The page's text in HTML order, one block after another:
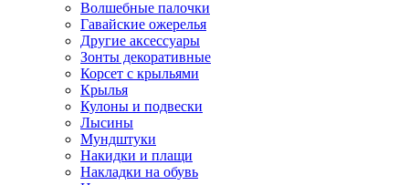
Волшебные палочки
Гавайские ожерелья
Другие аксессуары
Зонты декоративные
Корсет с крыльями
Крылья
Кулоны и подвески
Лысины
Мундштуки
Накидки и плащи
Накладки на обувь